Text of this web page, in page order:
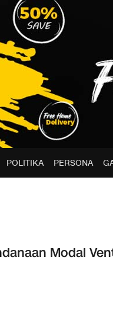
POLITIKA PERSONA
Modal